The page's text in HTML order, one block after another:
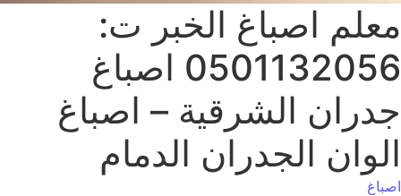
معلم اصباغ الخبر ت:
0501132056 اصباغ
جدران الشرقية – اصباغ
الوان الجدران الدمام
اصباغ